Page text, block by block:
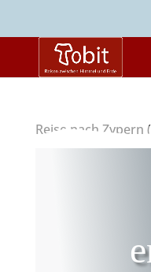
Reise nach Zypern